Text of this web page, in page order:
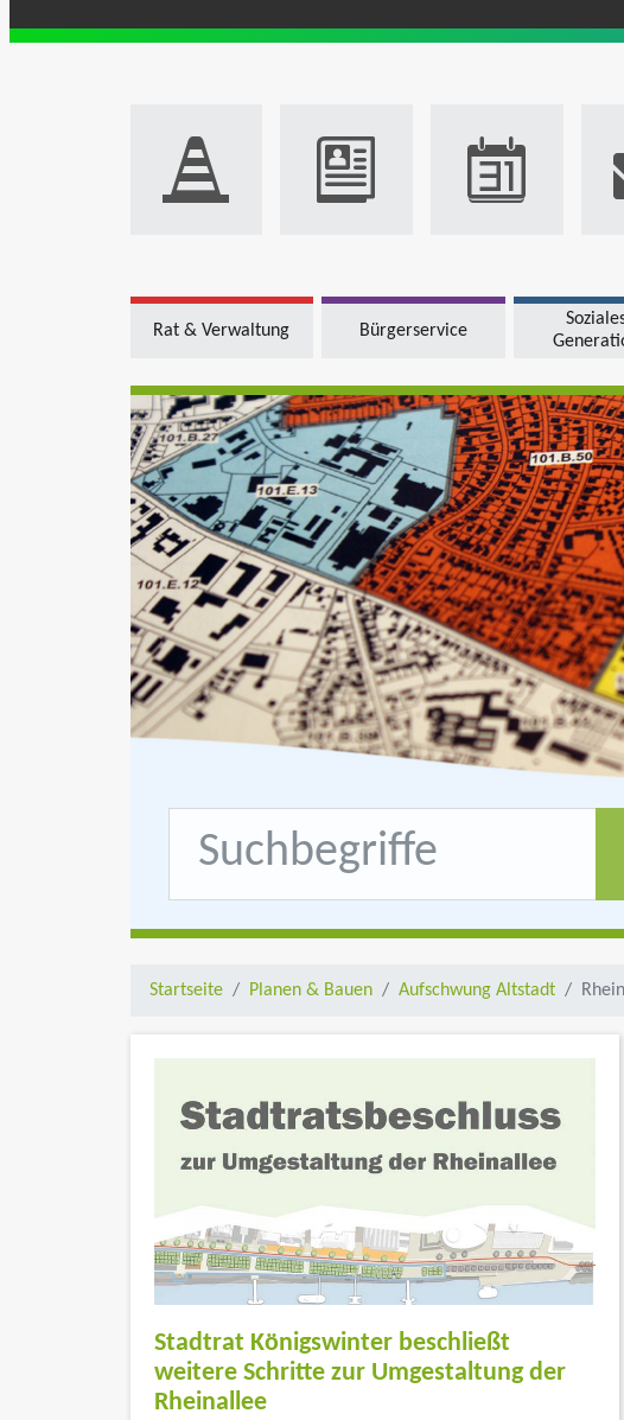
Rat & Verwaltung Bürgerservice
Startseite Planen & Bauen Aufschwung Altstadt
Stadtrat Königswinter beschließt
weitere Schritte zur Umgestaltung der
Rheinallee